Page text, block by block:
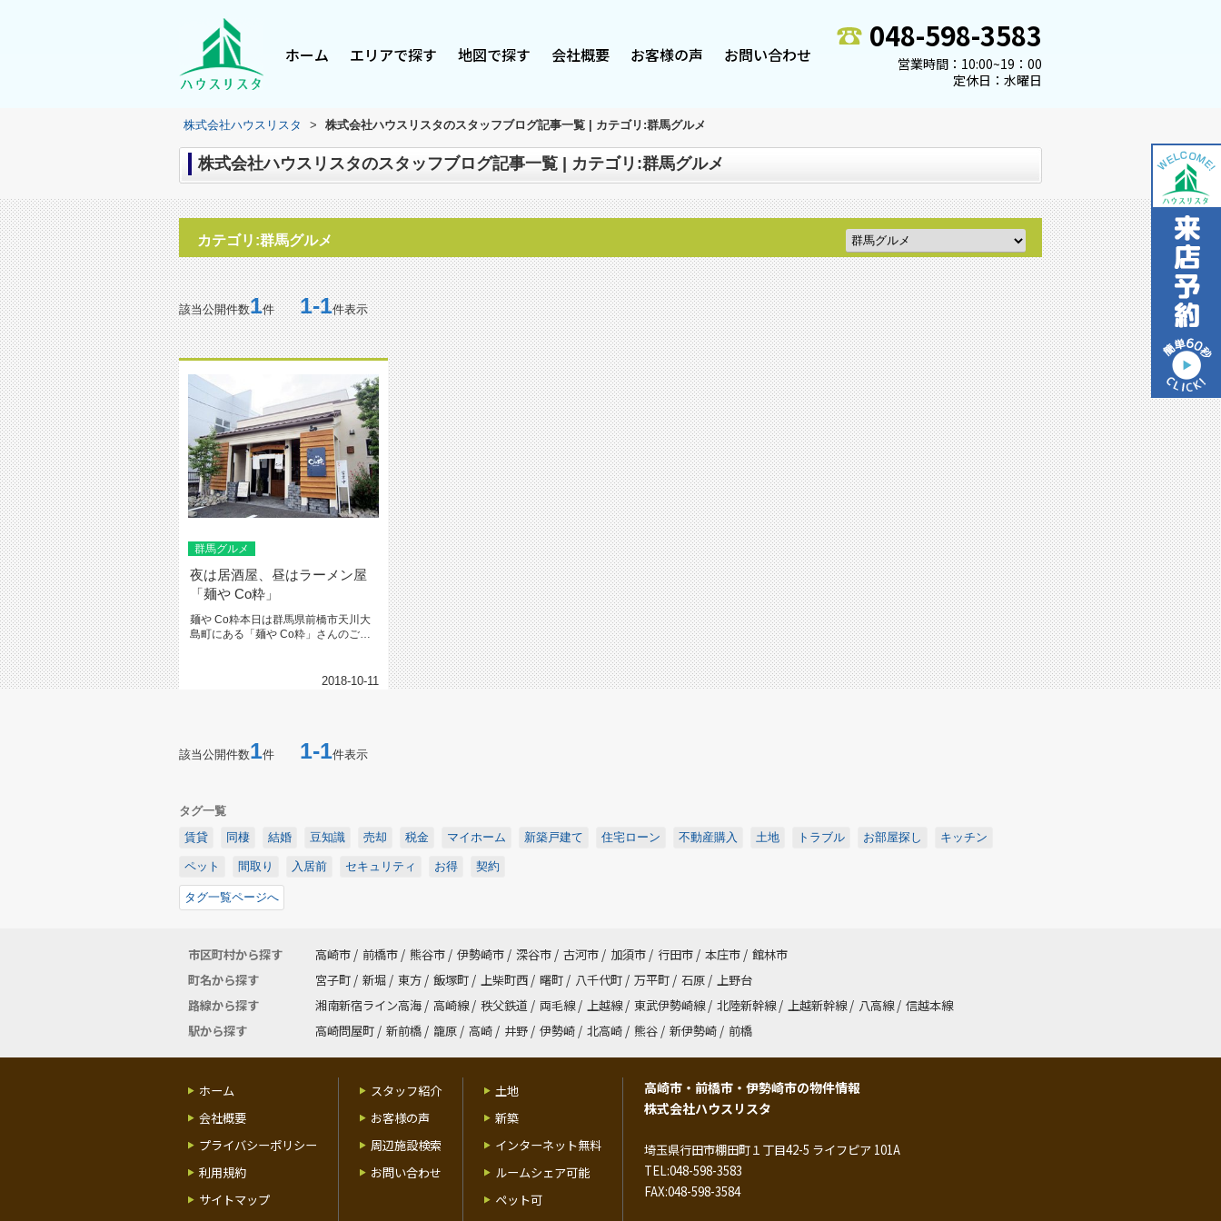
ホーム エリアで探す 地図で探す 会社概要 お客様の声 お問い合わせ
048-598-3583
営業時間：10:00~19：00
定休日：水曜日
株式会社ハウスリスタ > 株式会社ハウスリスタのスタッフブログ記事一覧 | カテゴリ:群馬グルメ
株式会社ハウスリスタのスタッフブログ記事一覧 | カテゴリ:群馬グルメ
カテゴリ:群馬グルメ
該当公開件数1件1-1件表示
群馬グルメ
夜は居酒屋、昼はラーメン屋
「麺や Co粋」
麺や Co粋本日は群馬県前橋市天川大
島町にある「麺や Co粋」さんのご紹
2018-10-11
該当公開件数1件 1-1件表示
タグ一覧
賃貸
同棲 結婚 豆知識 売却 税金 マイホーム 新築戸建て 住宅ローン 不動産購入 土地 トラブル お部屋探し キッチン
ペット 間取り 入居前 セキュリティ お得 契約
タグ一覧ページへ
市区町村から探す 高崎市 / 前橋市 / 熊谷市 / 伊勢崎市 / 深谷市 / 古河市 / 加須市 / 行田市 / 本庄市 / 館林市
町名から探す
宮子町 / 新堀 / 東方 / 飯塚町 / 上柴町西 / 曙町 / 八千代町 / 万平町 / 石原 / 上野台
路線から探す
湘南新宿ライン高海 / 高崎線 / 秩父鉄道 / 両毛線 / 上越線 / 東武伊勢崎線 / 北陸新幹線 / 上越新幹線 / 八高線 / 信越本線
駅から探す
高崎問屋町 / 新前橋 / 籠原 / 高崎 / 井野 / 伊勢崎 / 北高崎 / 熊谷 / 新伊勢崎 / 前橋
ホーム
会社概要
プライバシーポリシー
利用規約
サイトマップ
スタッフ紹介
お客様の声
周辺施設検索
お問い合わせ
土地
新築
インターネット無料
ルームシェア可能
ペット可
高崎市・前橋市・伊勢崎市の物件情報
株式会社ハウスリスタ
埼玉県行田市棚田町１丁目42-5 ライフピア 101A
TEL:048-598-3583
FAX:048-598-3584